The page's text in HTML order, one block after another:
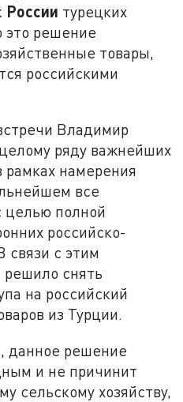
России турецких
это решение
товары,
российскими
Владимир
ряду важнейших
намерения
все
целью полной
российско-
связи с этим
решило снять
на российский
из Турции.
данное решение
и не причинит
сельскому хозяйству,